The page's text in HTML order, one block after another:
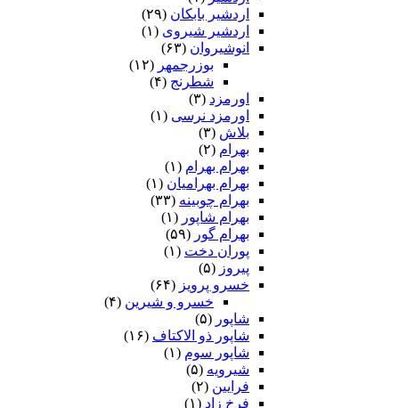
اردشیر بابکان (۲۹)
اردشیر شیروی (۱)
انوشیروان (۶۳)
بوزرجمهر (۱۲)
شطرنج (۴)
اورمزد (۳)
اورمزد نرسى‏ (۱)
بلاش (۳)
بهرام (۲)
بهرام بهرام (۱)
بهرام بهرامیان‏ (۱)
بهرام چوبینه (۳۳)
بهرام شاپور (۱)
بهرام گور (۵۹)
پوران دخت (۱)
پیروز (۵)
خسرو پرویز (۶۴)
خسرو و شیرین (۴)
شاپور (۵)
شاپور ذو الاکتاف (۱۶)
شاپور سوم‏ (۱)
شیرویه (۵)
فرایین (۲)
فرخ زاد (۱)